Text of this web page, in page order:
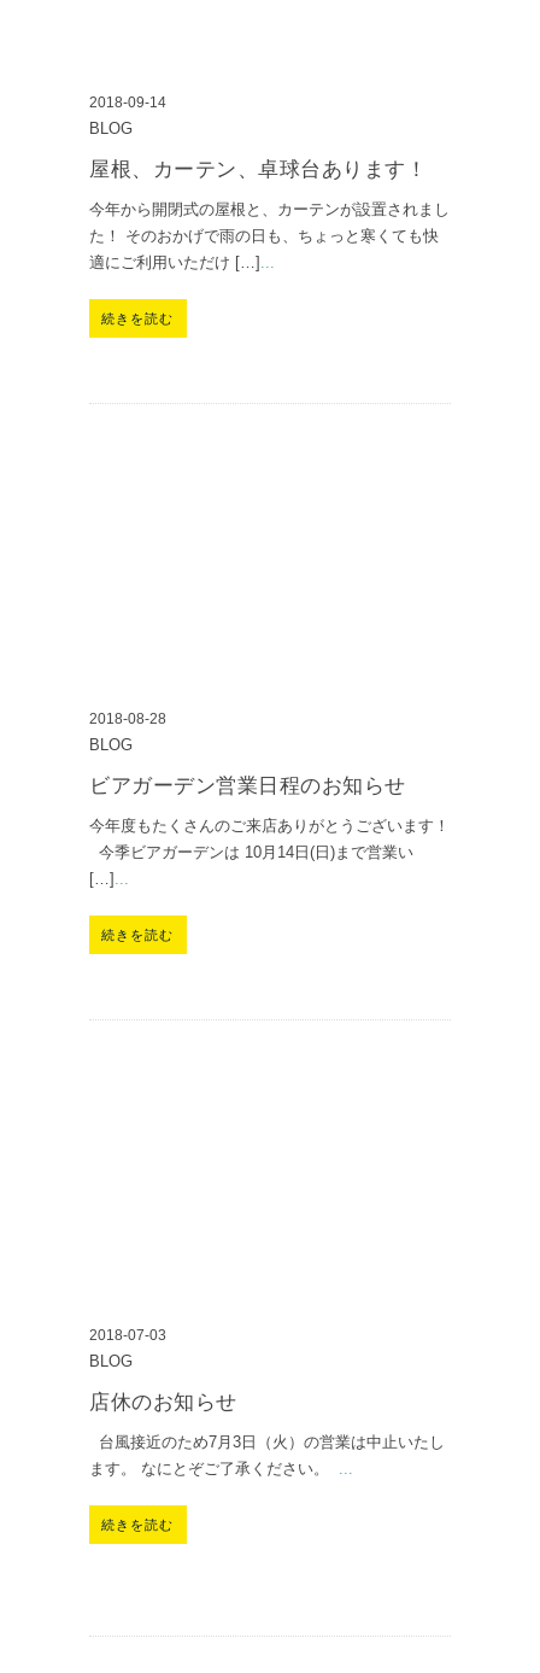
2018-09-14
BLOG
屋根、カーテン、卓球台あります！
今年から開閉式の屋根と、カーテンが設置されまし
た！ そのおかげで雨の日も、ちょっと寒くても快
適にご利用いただけ […] ...
続きを読む
2018-08-28
BLOG
ビアガーデン営業日程のお知らせ
今年度もたくさんのご来店ありがとうございます！
今季ビアガーデンは 10月14日(日)まで営業い
[…] ...
続きを読む
2018-07-03
BLOG
店休のお知らせ
台風接近のため7月3日（火）の営業は中止いたし
ます。 なにとぞご了承ください。 ...
続きを読む